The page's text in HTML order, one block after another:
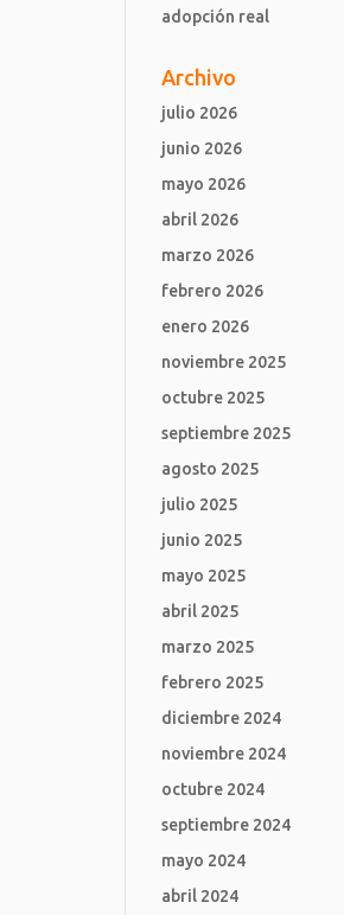
adopción real
Archivo
julio 2026
junio 2026
mayo 2026
abril 2026
marzo 2026
febrero 2026
enero 2026
noviembre 2025
octubre 2025
septiembre 2025
agosto 2025
julio 2025
junio 2025
mayo 2025
abril 2025
marzo 2025
febrero 2025
diciembre 2024
noviembre 2024
octubre 2024
septiembre 2024
mayo 2024
abril 2024